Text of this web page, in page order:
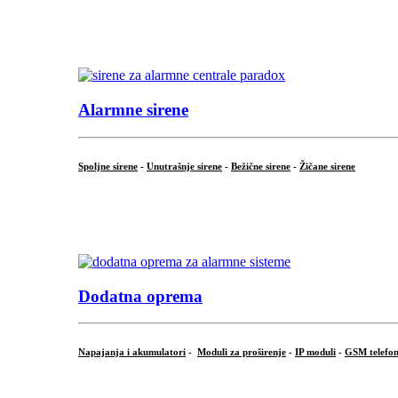
Alarmne sirene
Spoljne sirene - Unutrašnje sirene - Bežične sirene - Žičane sirene
Dodatna oprema
Napajanja i akumulatori - Moduli za proširenje - IP moduli - GSM